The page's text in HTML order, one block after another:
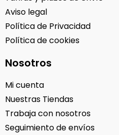
Aviso legal
Política de Privacidad
Política de cookies
Nosotros
Mi cuenta
Nuestras Tiendas
Trabaja con nosotros
Seguimiento de envíos